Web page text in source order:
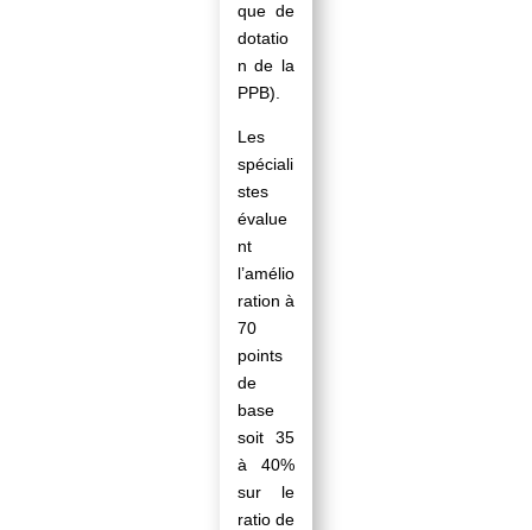
que de
dotatio
n de la
PPB).
Les
spéciali
stes
évalue
nt
l’amélio
ration à
70
points
de
base
soit 35
à 40%
sur le
ratio de